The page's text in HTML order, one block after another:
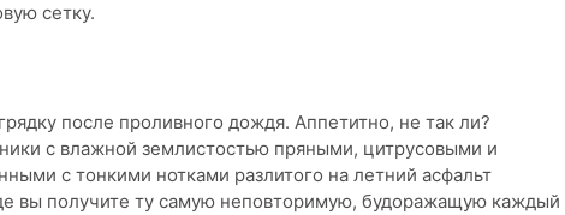
сетку.
после проливного дождя. Аппетитно, не так ли?
с влажной землистостью пряными, цитрусовыми и
с тонкими нотками разлитого на летний асфальт
вы получите ту самую неповторимую, будоражащую каждый